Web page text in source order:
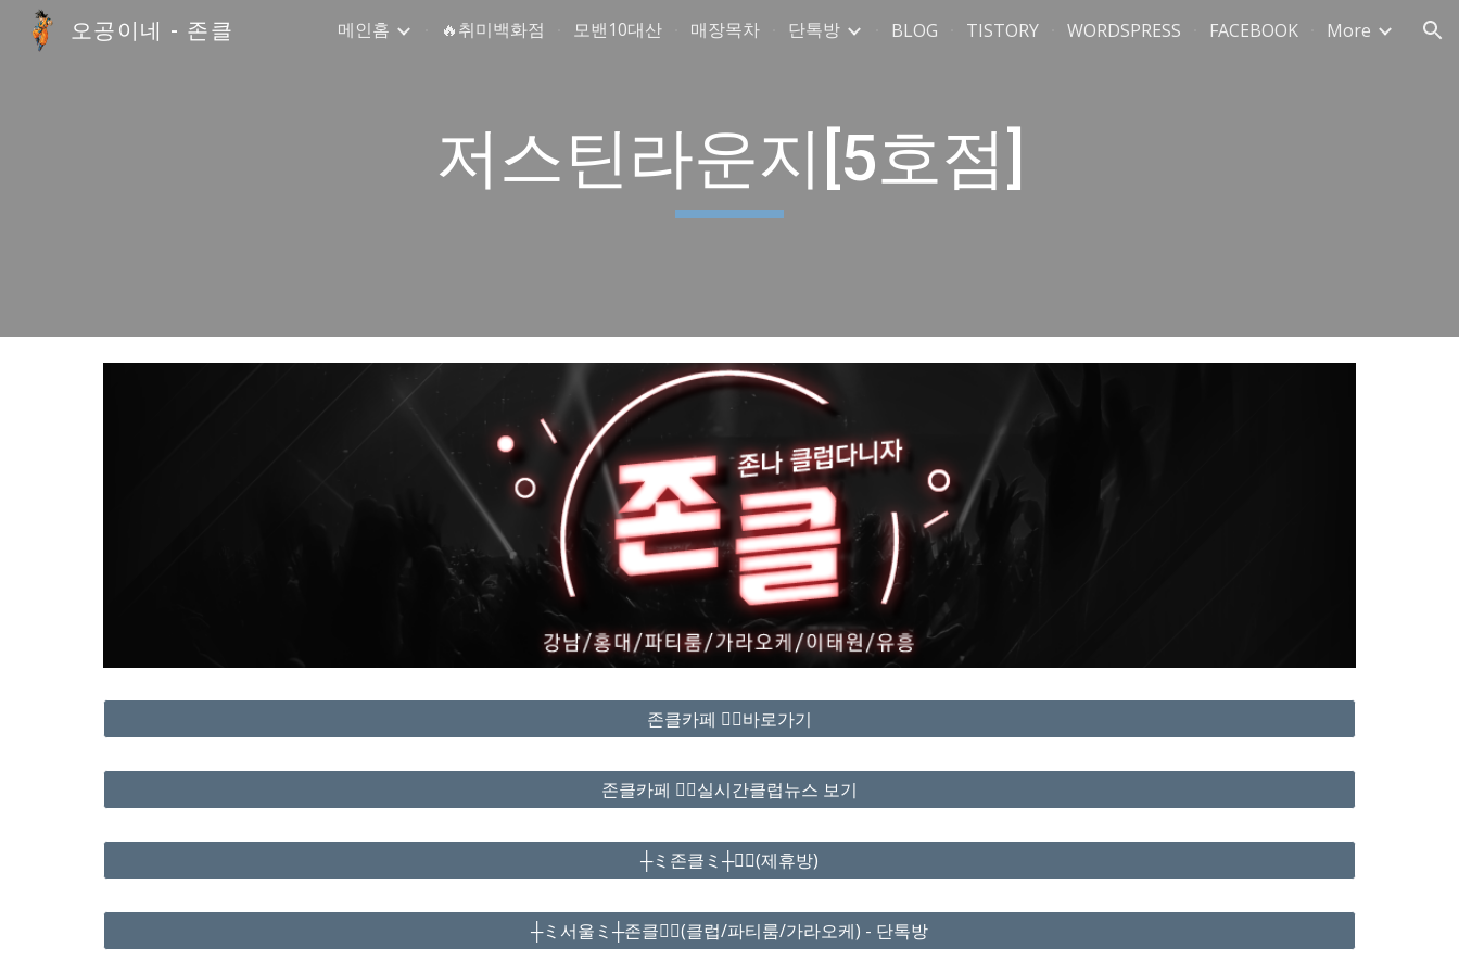
Skip to main content Skip to navigation
오공이네 - 존클 메인홈 🔥취미백화점 모밴10대산 매장목차 단톡방 BLOG TISTORY WORDSPRESS FACEBOOK More
저스틴라운지[5호점]
존클카페 ❤️‍🔥바로가기
존클카페 ❤️‍🔥실시간클럽뉴스 보기
┼ミ존클ミ┼❤️‍🔥(제휴방)
┼ミ서울ミ┼존클❤️‍🔥(클럽/파티룸/가라오케) - 단톡방